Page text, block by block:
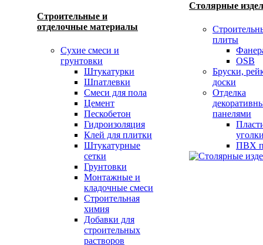
Строительные и
отделочные материалы
Сухие смеси и
грунтовки
Штукатурки
Шпатлевки
Смеси для пола
Цемент
Пескобетон
Гидроизоляция
Клей для плитки
Штукатурные
сетки
Грунтовки
Монтажные и
кладочные смеси
Строительная
химия
Добавки для
строительных
растворов
Столярные
плиты
OSB
Бруски,
доски
Отделка
панелями
ПВХ